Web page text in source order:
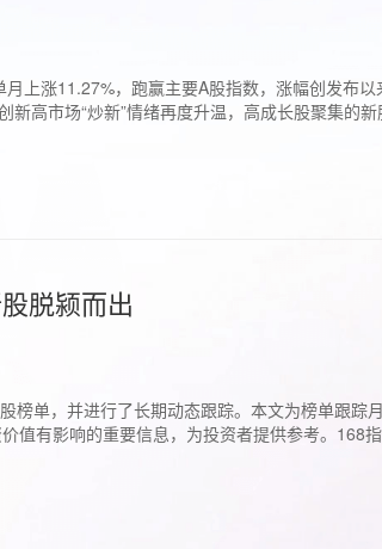
上涨11.27%，跑赢主要A股指数，涨幅创发布
高市场“炒新”情绪再度升温，高成长股聚集的
脱颍而出
榜单，并进行了长期动态跟踪。本文为榜单跟踪
值有影响的重要信息，为投资者提供参考。168